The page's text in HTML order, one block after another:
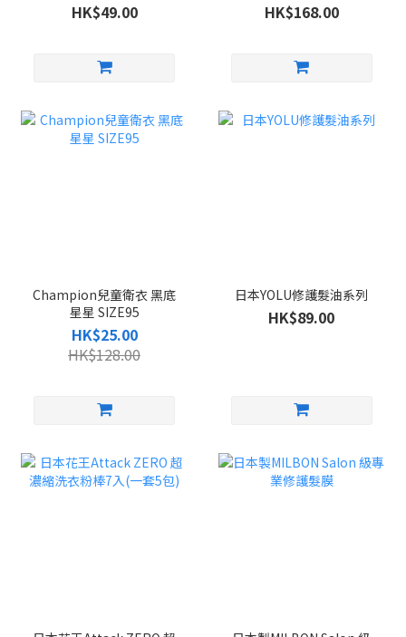
HK$49.00 HK$168.00
Champion兒童衛衣 黑底
星星 SIZE95
HK$25.00
HK$128.00
日本YOLU修護髮油系列
HK$89.00